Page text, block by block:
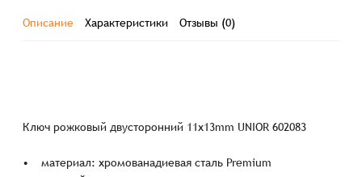
Описание Характеристики Отзывы (0)
Ключ рожковый двусторонний 11х13mm UNIOR 602083
• материал: хромованадиевая сталь Premium